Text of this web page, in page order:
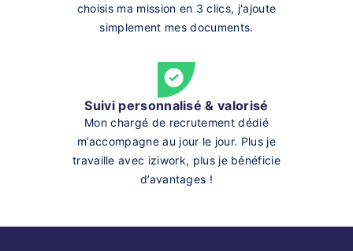
choisis ma mission en 3 clics, j'ajoute
simplement mes documents.
Suivi personnalisé & valorisé
Mon chargé de recrutement dédié
m’accompagne au jour le jour. Plus je
travaille avec iziwork, plus je bénéficie
d’avantages !